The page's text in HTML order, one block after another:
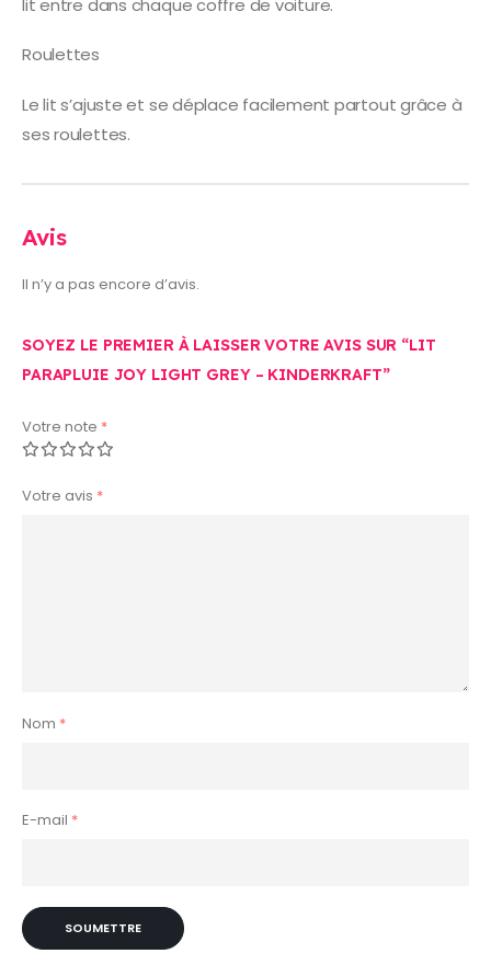
lit entre dans chaque coffre de voiture.
Roulettes
Le lit s’ajuste et se déplace facilement partout grâce à
ses roulettes.
Avis
Il n’y a pas encore d’avis.
SOYEZ LE PREMIER À LAISSER VOTRE AVIS SUR “LIT
PARAPLUIE JOY LIGHT GREY – KINDERKRAFT”
Votre note *
Votre avis *
Nom *
E-mail *